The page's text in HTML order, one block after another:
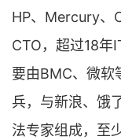
HP、Mercury、
CTO，超过18年
要由BMC、微软
兵，与新浪、饿
法专家组成，至